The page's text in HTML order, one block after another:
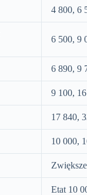
4 800, 6
6 500, 9
6 890, 9
9 100,
17 840,
10 000,
Etat 10